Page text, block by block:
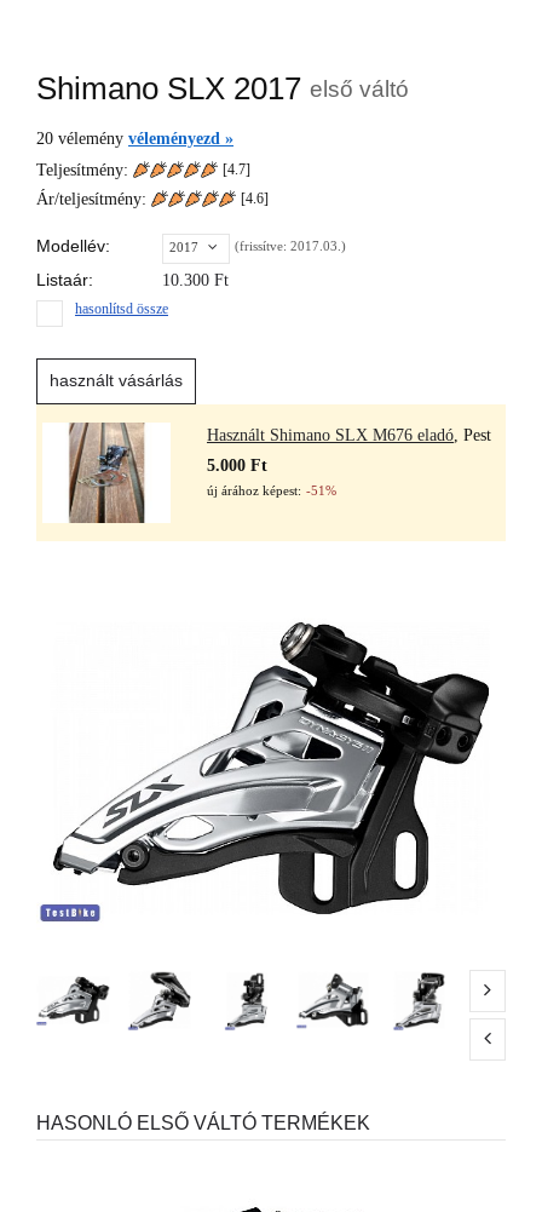
Shimano SLX 2017 első váltó
20 vélemény véleményezd »
Teljesítmény:
[4.7]
Ár/teljesítmény: [4.6]
Modellév: 2017 (frissítve: 2017.03.)
Listaár: 10.300 Ft
hasonlítsd össze
használt vásárlás
Használt Shimano SLX M676 eladó, Pest
5.000 Ft
új árához képest: -51%
HASONLÓ ELSŐ VÁLTÓ TERMÉKEK